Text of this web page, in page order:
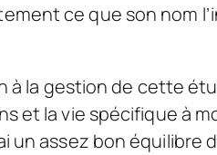
ce que son nom
à la gestion de cette
et la vie spécifique à
un assez bon équilibre